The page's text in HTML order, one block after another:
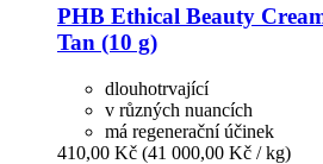
PHB Ethical Beauty
Tan (10 g)
dlouhotrvající
v různých nuancích
má regenerační účinek
410,00 Kč (41 000,00 Kč / kg)